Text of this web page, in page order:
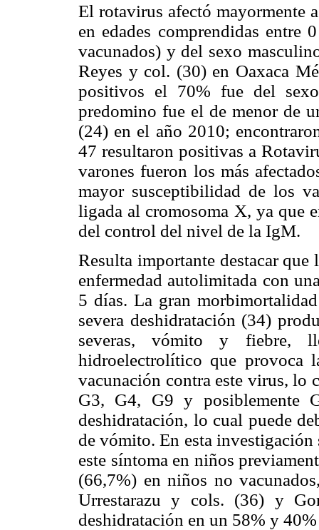
El rotavirus afectó mayormente
en edades comprendidas
vacunados) y del sexo
Reyes y col. (30) en Oaxaca
positivos el 70% fue del
predomino fue el de menor de
(24) en el año 2010;
47 resultaron positivas a
varones fueron los más
mayor susceptibilidad de los
ligada al cromosoma X, ya que
del control del nivel de la IgM.
Resulta importante destacar
enfermedad autolimitada con
5 días. La gran
severa deshidratación (34)
severas, vómito y fiebre,
hidroelectrolítico que provoca
vacunación contra este virus, lo
G3, G4, G9 y posiblemente
deshidratación, lo cual puede
de vómito. En esta
este síntoma en niños
(66,7%) en niños no
Urrestarazu y cols. (36) y
deshidratación en un 58% y